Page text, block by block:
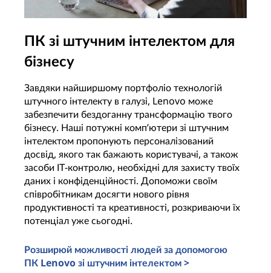
ПК зі штучним інтелектом для
бізнесу
Завдяки найширшому портфоліо технологій
штучного інтелекту в галузі, Lenovo може
забезпечити бездоганну трансформацію твого
бізнесу. Наші потужні комп’ютери зі штучним
інтелектом пропонують персоналізований
досвід, якого так бажають користувачі, а також
засоби ІТ-контролю, необхідні для захисту твоїх
даних і конфіденційності. Допоможи своїм
співробітникам досягти нового рівня
продуктивності та креативності, розкриваючи їх
потенціал уже сьогодні.
Розширюй можливості людей за допомогою
ПК Lenovo зі штучним інтелектом >